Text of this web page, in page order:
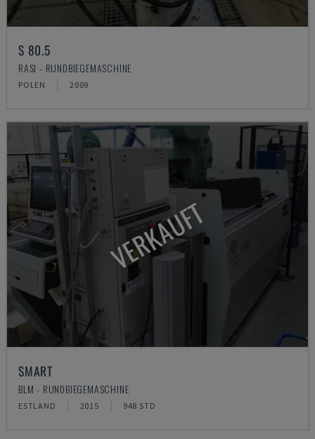
S 80.5
RASI - RUNDBIEGEMASCHINE
POLEN 2009
VERKAUFT
SMART
BLM - RUNDBIEGEMASCHINE
ESTLAND 2015 948 STD